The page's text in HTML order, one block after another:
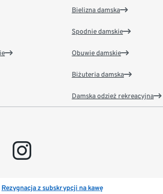
Bielizna damska
Spodnie damskie
Obuwie damskie
Biżuteria damska
Damska odzież rekreacyjna
instagram
Rezygnacja z subskrypcji na kawę